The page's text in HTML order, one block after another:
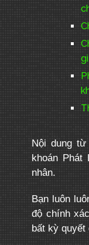
gì
Nội dung
khoán
nhân.
Bạn luôn
độ chính
bất kỳ quyết